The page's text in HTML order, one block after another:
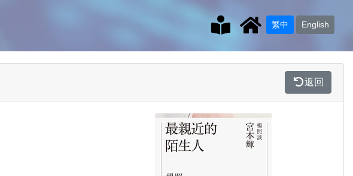
繁中 English
返回